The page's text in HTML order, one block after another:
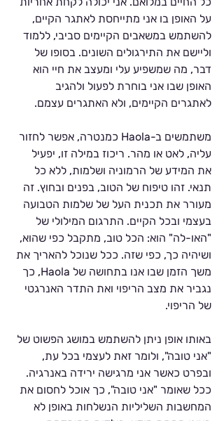
על האופן בו אני מתייחסת לאתגר הקיים,
להשתמש במשאבים הקיימים סביבי, ללמוד
וליישם את התירגולים השונים. בסופו של
דבר, מה שמשפיע עלי ומעצב את חיי הוא
האופן שבו אני בוחרת לפעול ולהגיב
לאתגרים הקיימים, ולא האתגרים עצמם.
משתמשים ב-Haola כמנטרה, אפשר לחזור
עליה, לאט או מהר. ריכוז במילה זו, יפעיל
את המידע של הרמוניה ושלמות, ללא כל
תנאי. זהו טיפוח של הטוב, בפנים ובחוץ. זה
מעורר את תכנית העל של שלמות הטבועה
בעצמי ובכל הקיים. התרגום המילולי של
"האו-לה" הוא: הכל טוב, מתקבל כפי שהוא,
ושיהיה כך, כפי שזה. ככל שנוכל להאריך את
משך הזמן שבו אנו בתחושה של Haola, כך
נגביר את מצב הריפוי ואת התדר האנרגטי
של הריפוי.
באותו אופן ניתן להשתמש במושג הפשוט של
"אני טובה", ולומר זאת לעצמי בכל עת,
ובפרט כאשר אני מרגישה ירידה באנרגיה.
ככל שאומר "אני טובה", כך אוכל לחסום את
המחשבות השליליות הנשלחות באופן לא